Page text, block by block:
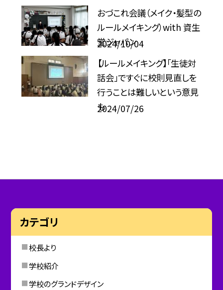
おづこれ会議（メイク・髪型の
ルールメイキング）with 資生
堂ジャパン
2024/10/04
【ルールメイキング】「生徒対
話会」ですぐに校則見直しを
行うことは難しいという意見
も
2024/07/26
カテゴリ
校長より
学校紹介
学校のグランドデザイン